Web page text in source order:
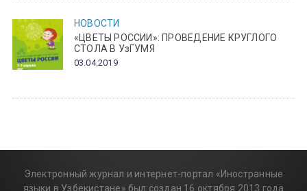
НОВОСТИ
«ЦВЕТЫ РОССИИ»: ПРОВЕДЕНИЕ КРУГЛОГО
СТОЛА В УзГУМЯ
03.04.2019
Электронный журнал и интернет-портал «Иностранные
языки в Узбекистане» был создан 16 октября 2013 года